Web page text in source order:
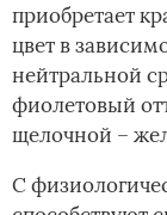
приобретает
цвет в
нейтральной
фиолетовый
щелочной –
С